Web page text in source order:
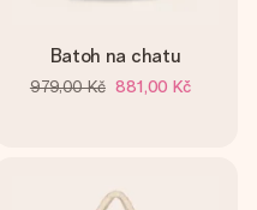
Batoh na chatu
979,00 Kč 881,00 Kč